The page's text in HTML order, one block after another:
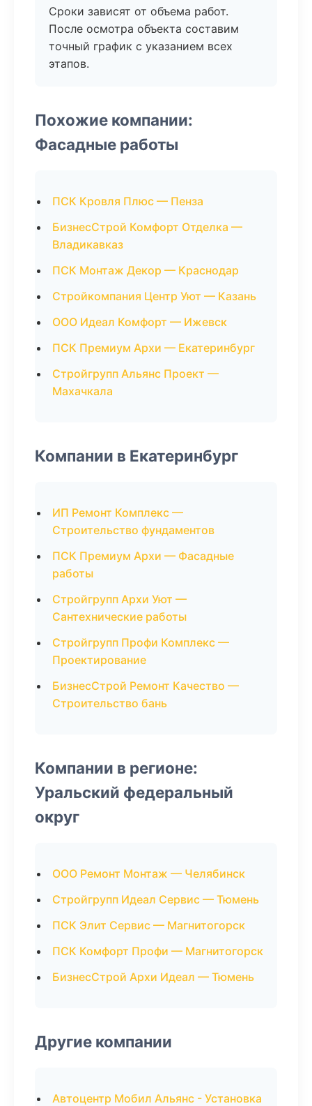
Сроки зависят от объема работ.
После осмотра объекта составим
точный график с указанием всех
этапов.
Похожие компании:
Фасадные работы
ПСК Кровля Плюс — Пенза
БизнесСтрой Комфорт Отделка —
Владикавказ
ПСК Монтаж Декор — Краснодар
Стройкомпания Центр Уют — Казань
ООО Идеал Комфорт — Ижевск
ПСК Премиум Архи — Екатеринбург
Стройгрупп Альянс Проект —
Махачкала
Компании в Екатеринбург
ИП Ремонт Комплекс —
Строительство фундаментов
ПСК Премиум Архи — Фасадные
работы
Стройгрупп Архи Уют —
Сантехнические работы
Стройгрупп Профи Комплекс —
Проектирование
БизнесСтрой Ремонт Качество —
Строительство бань
Компании в регионе:
Уральский федеральный
округ
ООО Ремонт Монтаж — Челябинск
Стройгрупп Идеал Сервис — Тюмень
ПСК Элит Сервис — Магнитогорск
ПСК Комфорт Профи — Магнитогорск
БизнесСтрой Архи Идеал — Тюмень
Другие компании
Автоцентр Мобил Альянс - Установка